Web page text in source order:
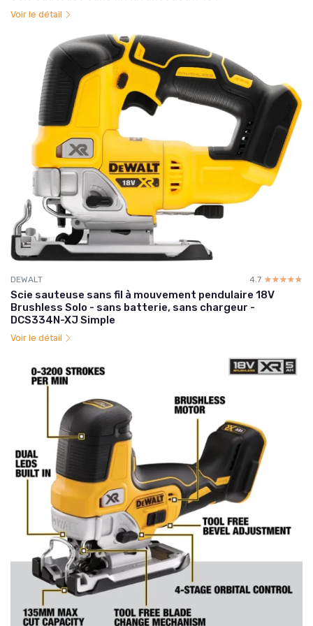
Voir le détail
DEWALT 4.7 ☆☆☆☆☆
★★★★★
Scie sauteuse sans fil à mouvement pendulaire 18V
Brushless Solo - sans batterie, sans chargeur -
DCS334N-XJ Simple
Voir le détail